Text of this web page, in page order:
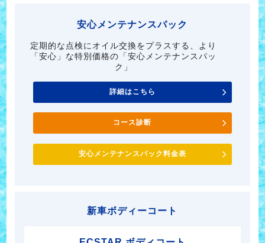
安心メンテナンスパック
定期的な点検にオイル交換をプラスする、より
「安心」な特別価格の「安心メンテナンスパッ
ク」
詳細はこちら
コース診断
安心メンテナンスパック料金表
新車ボディーコート